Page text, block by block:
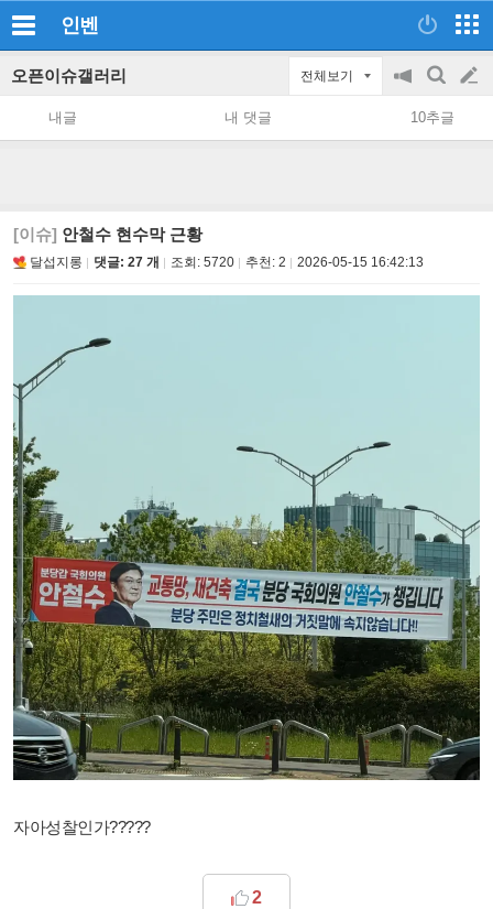
인벤
오픈이슈갤러리 전체보기
공
지
on/off
검
색
글
쓰
내글 내 댓글 10추글
[이슈] 안철수 현수막 근황
달섭지롱 댓글: 27 개 조회: 5720 추천: 2 2026-05-15 16:42:13
자아성찰인가?????
2